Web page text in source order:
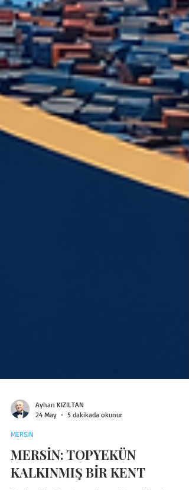
Ayhan KIZILTAN
24 May
5 dakikada okunur